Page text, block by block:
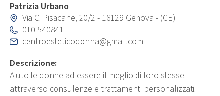
Patrizia Urbano
Via C. Pisacane, 20/2 - 16129 Genova - (GE)
010 540841
centroesteticodonna@gmail.com
Descrizione:
Aiuto le donne ad essere il meglio di loro stesse
attraverso consulenze e trattamenti personalizzati.